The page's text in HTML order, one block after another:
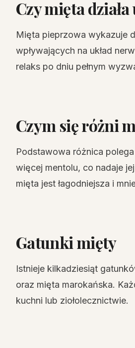
Czy mięta
Mięta pieprzowa wykazuje
wpływających na układ
relaks po dniu pełnym
Czym się różni
Podstawowa różnica
więcej mentolu, co nadaje
mięta jest łagodniejsza i
Gatunki mięty
Istnieje kilkadziesiąt
oraz mięta marokańska.
kuchni lub ziołolecznictwie.